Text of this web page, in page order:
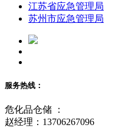
江苏省应急管理局
苏州市应急管理局
服务热线：
危化品仓储 ：
赵经理：13706267096